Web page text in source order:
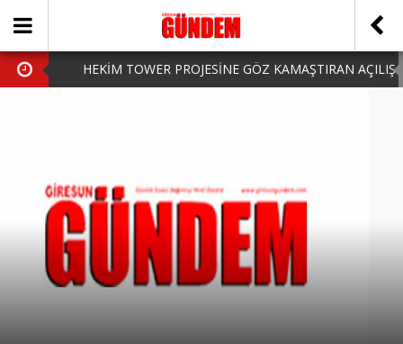
HEKİM TOWER PROJESİNE GÖZ KAMAŞTIRAN AÇILIŞ
HARUN CİCİ: VİDEOYU GÖRÜNCE GÖZLERİM DOLDU